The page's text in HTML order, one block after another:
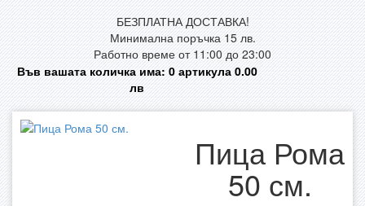
БЕЗПЛАТНА ДОСТАВКА!
Минимална поръчка 15 лв.
Работно време от 11:00 до 23:00
Във вашата количка има:0артикула0.00
лв
Пица Рома
50 см.